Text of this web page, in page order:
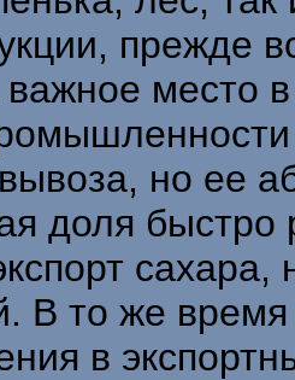
прежде
место
вывоза, но ее
доля
В то же
в